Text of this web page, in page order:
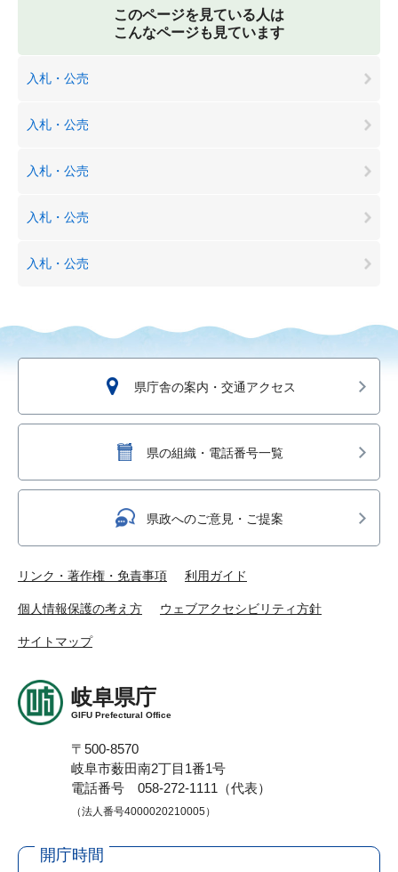
このページを見ている人は
こんなページも見ています
入札・公売
入札・公売
入札・公売
入札・公売
入札・公売
県庁舎の案内・交通アクセス
県の組織・電話番号一覧
県政へのご意見・ご提案
リンク・著作権・免責事項 利用ガイド
個人情報保護の考え方 ウェブアクセシビリティ方針
サイトマップ
岐阜県庁
GIFU Prefectural Office
〒500-8570
岐阜市薮田南2丁目1番1号
電話番号 058-272-1111（代表）
（法人番号4000020210005）
開庁時間